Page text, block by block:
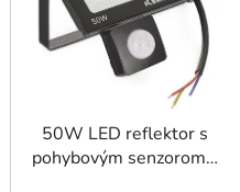
50W LED reflektor s
pohybovým senzorom –